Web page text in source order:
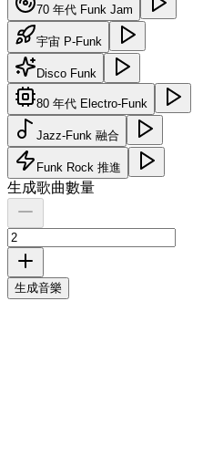
70 年代 Funk Jam
宇宙 P-Funk
Disco Funk
80 年代 Electro-Funk
Jazz-Funk 融合
Funk Rock 推進
生成歌曲數量
生成音樂